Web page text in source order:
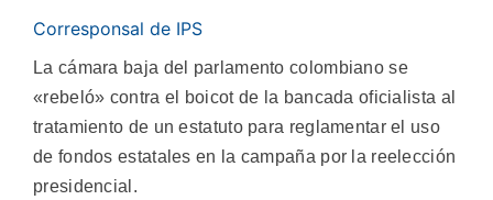
Corresponsal de IPS
La cámara baja del parlamento colombiano se
«rebeló» contra el boicot de la bancada oficialista al
tratamiento de un estatuto para reglamentar el uso
de fondos estatales en la campaña por la reelección
presidencial.